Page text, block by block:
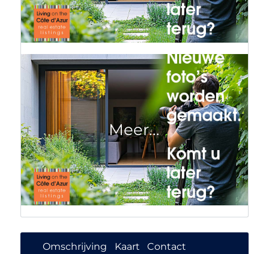
Omschrijving Kaart Contact